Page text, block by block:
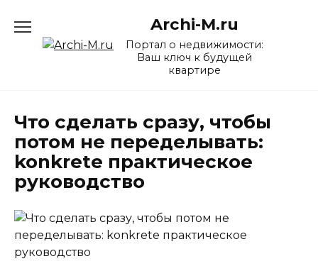
содержанию
Archi-M.ru
Портал о недвижимости:
Ваш ключ к будущей
квартире
Что сделать сразу, чтобы
потом не переделывать:
konkrete практическое
руководство